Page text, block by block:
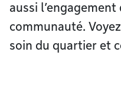
aussi
communauté.
soin du quartier et